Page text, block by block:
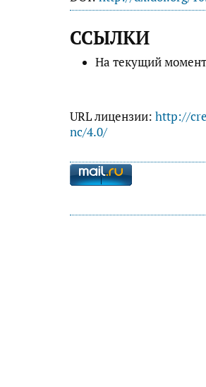
ССЫЛКИ
На текущий
URL лицензии: http://
nc/4.0/